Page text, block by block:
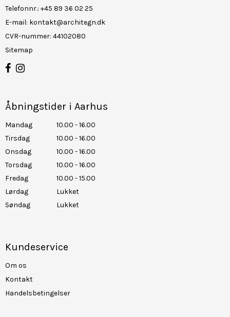
Telefonnr.: +45 89 36 02 25
E-mail: kontakt@architegn.dk
CVR-nummer: 44102080
Sitemap
Åbningstider i Aarhus
Mandag
10.00 - 16.00
Tirsdag
10.00 - 16.00
Onsdag
10.00 - 16.00
Torsdag
10.00 - 16.00
Fredag
10.00 - 15.00
Lørdag
Lukket
Søndag
Lukket
Kundeservice
Om os
Kontakt
Handelsbetingelser